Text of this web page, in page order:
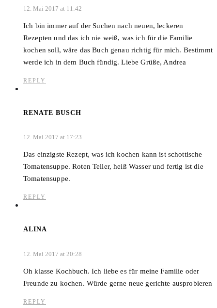
12. Mai 2017 at 11:42
Ich bin immer auf der Suchen nach neuen, leckeren
Rezepten und das ich nie weiß, was ich für die Familie
kochen soll, wäre das Buch genau richtig für mich. Bestimmt
werde ich in dem Buch fündig. Liebe Grüße, Andrea
REPLY
RENATE BUSCH
12. Mai 2017 at 17:23
Das einzigste Rezept, was ich kochen kann ist schottische
Tomatensuppe. Roten Teller, heiß Wasser und fertig ist die
Tomatensuppe.
REPLY
ALINA
12. Mai 2017 at 20:28
Oh klasse Kochbuch. Ich liebe es für meine Familie oder
Freunde zu kochen. Würde gerne neue gerichte ausprobieren
REPLY